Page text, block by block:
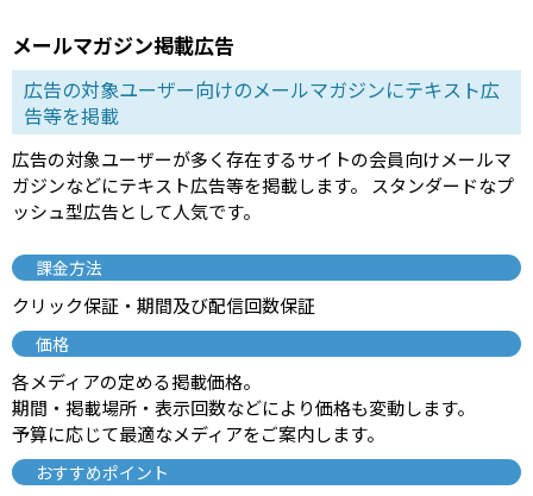
メールマガジン掲載広告
広告の対象ユーザー向けのメールマガジンにテキスト広
告等を掲載
広告の対象ユーザーが多く存在するサイトの会員向けメールマ
ガジンなどにテキスト広告等を掲載します。 スタンダードなプ
ッシュ型広告として人気です。
課金方法
クリック保証・期間及び配信回数保証
価格
各メディアの定める掲載価格。
期間・掲載場所・表示回数などにより価格も変動します。
予算に応じて最適なメディアをご案内します。
おすすめポイント